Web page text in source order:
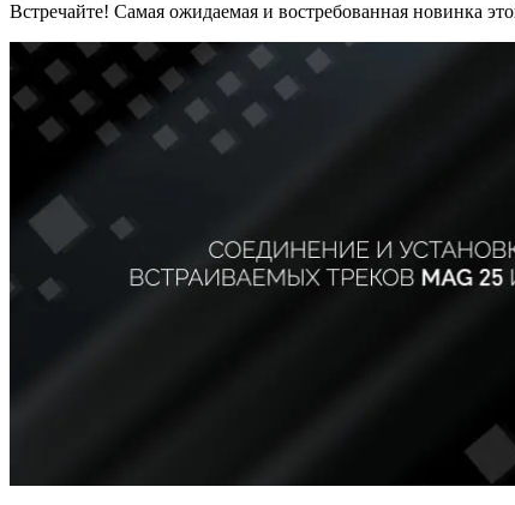
Встречайте! Самая ожидаемая и востребованная новинка